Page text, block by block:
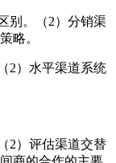
别。（2）分销渠
略。
2）水平渠道系统
2）评估渠道交替